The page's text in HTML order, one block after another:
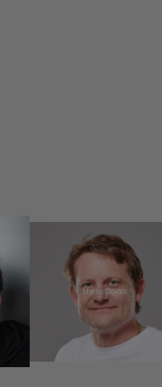
Martin Doktor